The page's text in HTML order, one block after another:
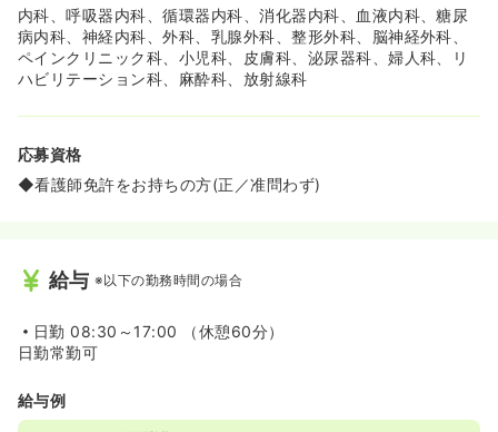
内科、呼吸器内科、循環器内科、消化器内科、血液内科、糖尿
病内科、神経内科、外科、乳腺外科、整形外科、脳神経外科、
ペインクリニック科、小児科、皮膚科、泌尿器科、婦人科、リ
ハビリテーション科、麻酔科、放射線科
応募資格
◆看護師免許をお持ちの方(正／准問わず)
給与 ※以下の勤務時間の場合
日勤 08:30～17:00 （休憩60分）
日勤常勤可
給与例